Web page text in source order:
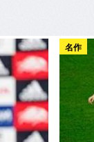
名作